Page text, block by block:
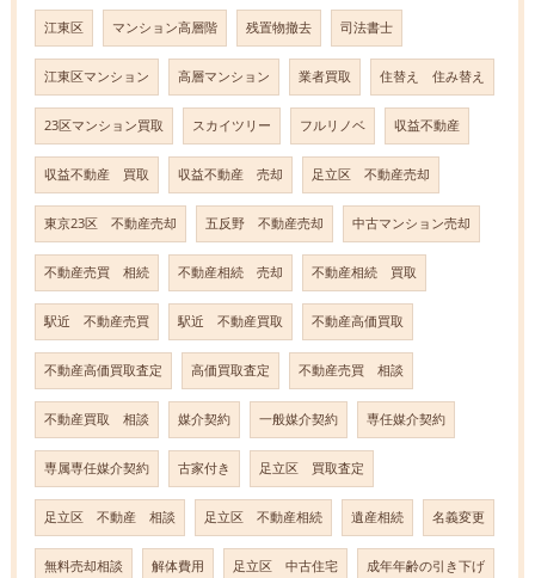
江東区 マンション高層階 残置物撤去 司法書士
江東区マンション 高層マンション 業者買取 住替え 住み替え
23区マンション買取 スカイツリー フルリノベ 収益不動産
収益不動産 買取 収益不動産 売却 足立区 不動産売却
東京23区 不動産売却 五反野 不動産売却 中古マンション売却
不動産売買 相続 不動産相続 売却 不動産相続 買取
駅近 不動産売買 駅近 不動産買取 不動産高価買取
不動産高価買取査定 高価買取査定 不動産売買 相談
不動産買取 相談 媒介契約 一般媒介契約 専任媒介契約
専属専任媒介契約 古家付き 足立区 買取査定
足立区 不動産 相談 足立区 不動産相続 遺産相続 名義変更
無料売却相談 解体費用 足立区 中古住宅 成年年齢の引き下げ